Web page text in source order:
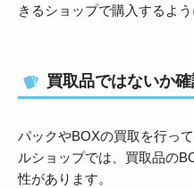
きるショップで購入するよう
買取品ではないか
パックやBOXの買取を行っ
ルショップでは、買取品の
性があります。